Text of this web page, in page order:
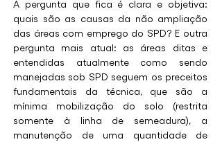
A pergunta que fica é clara e objetiva:
quais são as causas da não ampliação
das áreas com emprego do SPD? E outra
pergunta mais atual: as áreas ditas e
entendidas atualmente como sendo
manejadas sob SPD seguem os preceitos
fundamentais da técnica, que são a
mínima mobilização do solo (restrita
somente à linha de semeadura), a
manutenção de uma quantidade de